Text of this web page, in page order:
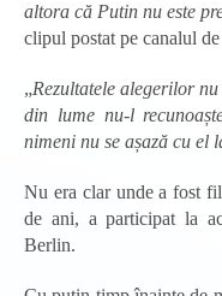
altora că Putin nu este
clipul postat pe canalul
„Rezultatele alegerilor
din lume nu-l
nimeni nu se așază cu el
Nu era clar unde a fost
de ani, a participat la
Berlin.